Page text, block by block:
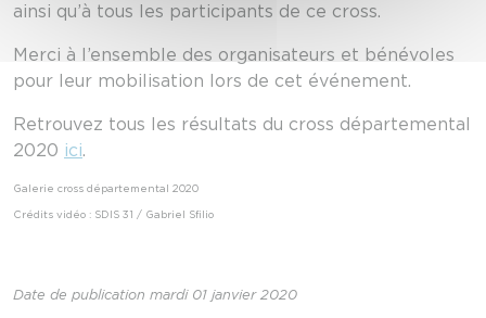
ainsi qu’à tous les participants de ce cross.
Merci à l’ensemble des organisateurs et bénévoles
pour leur mobilisation lors de cet événement.
Retrouvez tous les résultats du cross départemental
2020 ici.
Galerie cross départemental 2020
Crédits vidéo : SDIS 31 / Gabriel Sfilio
Date de publication mardi 01 janvier 2020